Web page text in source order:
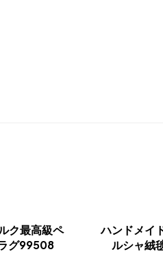
ク最高級ペ
グ99508
ハンドメイ
ルシャ絨